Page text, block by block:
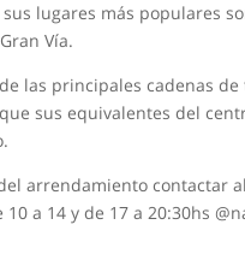
lugares más populares
Vía.
las principales cadenas
sus equivalentes del
arrendamiento contactar
a 14 y de 17 a 20:30hs